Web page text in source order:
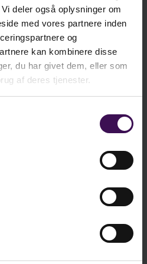
deler også oplysninger om
med vores partnere inden
og
kan kombinere disse
du har givet dem, eller som
af deres tjenester.
af Marita Cronqvist og
i
af Lars Arild Myhr
praksisrettet profil,
akademisk niveau.
temaer fra praksisfeltet,
pædagoger
er eksempelvis:
290,00
moms
362,50
inkl. moms